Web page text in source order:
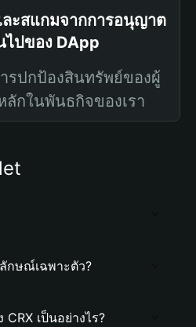
ละสแกมจากการอนุญาต
ไปของ DApp
รปกป้องสินทรัพย์ของผู้
ลักในพันธกิจของเรา
กษณ์เฉพาะตัว?
เป็นอย่างไร?